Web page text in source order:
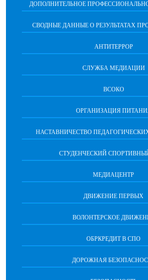
ДОПОЛНИТЕЛЬНОЕ
СВОДНЫЕ ДАННЫЕ О РЕЗУЛЬТАТАХ
АНТИТЕРРОР
СЛУЖБА МЕДИАЦИИ
ВСОКО
ОРГАНИЗАЦИЯ
НАСТАВНИЧЕСТВО
СТУДЕНЧЕСКИЙ
МЕДИАЦЕНТР
ДВИЖЕНИЕ ПЕРВЫХ
ВОЛОНТЕРСКОЕ
ОБРКРЕДИТ В СПО
ДОРОЖНАЯ